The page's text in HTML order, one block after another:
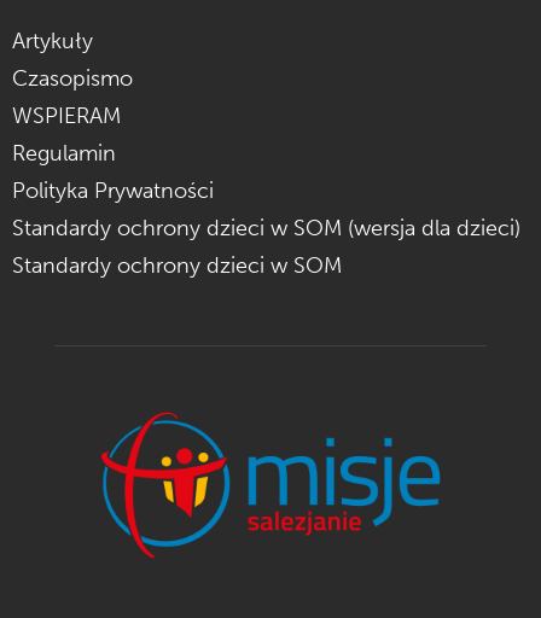
Artykuły
Czasopismo
WSPIERAM
Regulamin
Polityka Prywatności
Standardy ochrony dzieci w SOM (wersja dla dzieci)
Standardy ochrony dzieci w SOM